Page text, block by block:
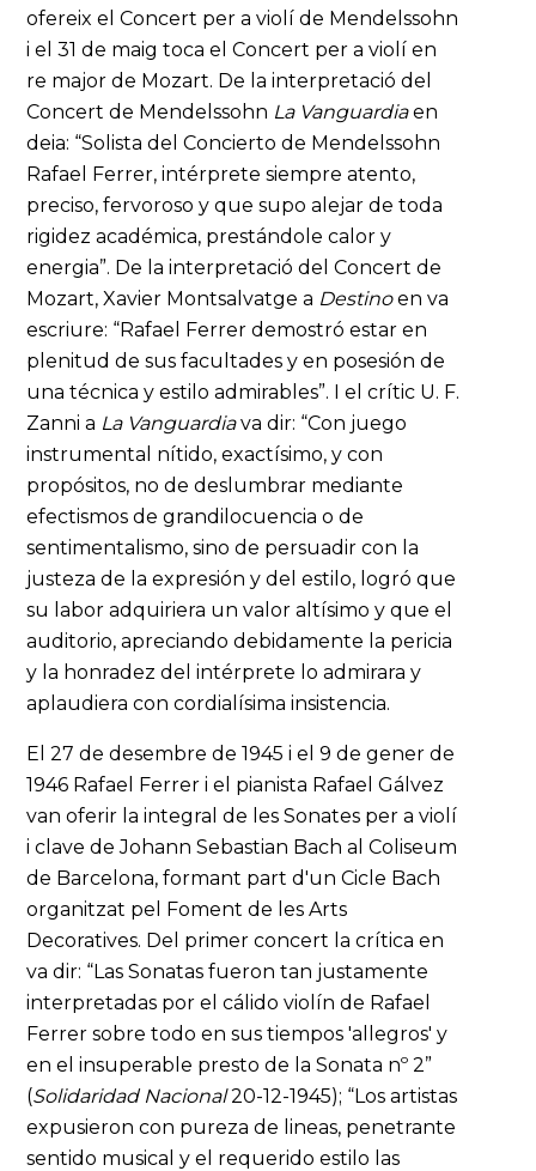
ofereix el Concert per a violí de Mendelssohn
i el 31 de maig toca el Concert per a violí en
re major de Mozart. De la interpretació del
Concert de Mendelssohn La Vanguardiaen
deia: “Solista del Concierto de Mendelssohn
Rafael Ferrer, intérprete siempre atento,
preciso, fervoroso y que supo alejar de toda
rigidez académica, prestándole calor y
energia”. De la interpretació del Concert de
Mozart, Xavier Montsalvatge a Destinoen va
escriure: “Rafael Ferrer demostró estar en
plenitud de sus facultades y en posesión de
una técnica y estilo admirables”. I el crític U. F.
Zanni a La Vanguardiava dir: “Con juego
instrumental nítido, exactísimo, y con
propósitos, no de deslumbrar mediante
efectismos de grandilocuencia o de
sentimentalismo, sino de persuadir con la
justeza de la expresión y del estilo, logró que
su labor adquiriera un valor altísimo y que el
auditorio, apreciando debidamente la pericia
y la honradez del intérprete lo admirara y
aplaudiera con cordialísima insistencia.
El 27 de desembre de 1945 i el 9 de gener de
1946 Rafael Ferrer i el pianista Rafael Gálvez
van oferir la integral de les Sonates per a violí
i clave de Johann Sebastian Bach al Coliseum
de Barcelona, formant part d'un Cicle Bach
organitzat pel Foment de les Arts
Decoratives. Del primer concert la crítica en
va dir: “Las Sonatas fueron tan justamente
interpretadas por el cálido violín de Rafael
Ferrer sobre todo en sus tiempos 'allegros' y
en el insuperable presto de la Sonata nº 2”
(Solidaridad Nacional20-12-1945); “Los artistas
expusieron con pureza de lineas, penetrante
sentido musical y el requerido estilo las